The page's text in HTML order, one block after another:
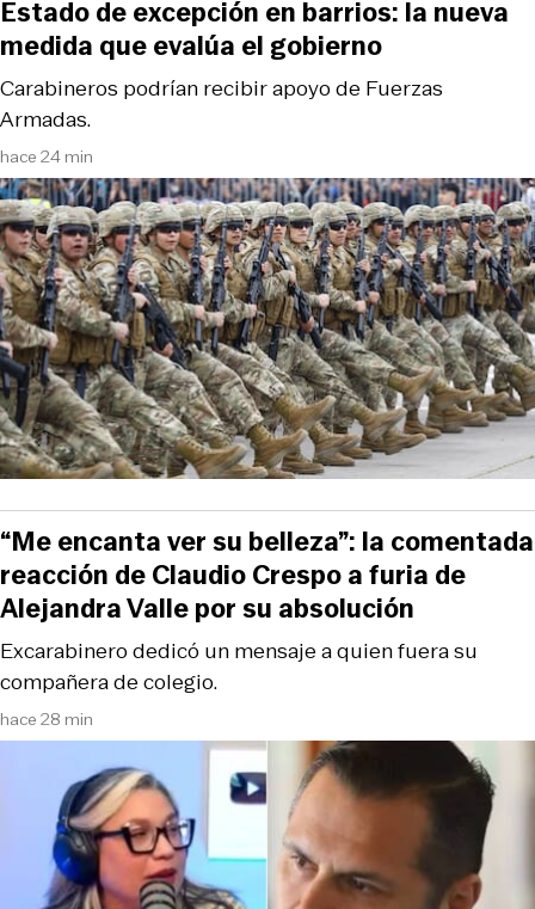
hace 24 min
Carabineros podrían recibir apoyo de Fuerzas
Armadas.
Estado de excepción en barrios: la nueva
medida que evalúa el gobierno
hace 28 min
Excarabinero dedicó un mensaje a quien fuera su
compañera de colegio.
“Me encanta ver su belleza”: la comentada
reacción de Claudio Crespo a furia de
Alejandra Valle por su absolución